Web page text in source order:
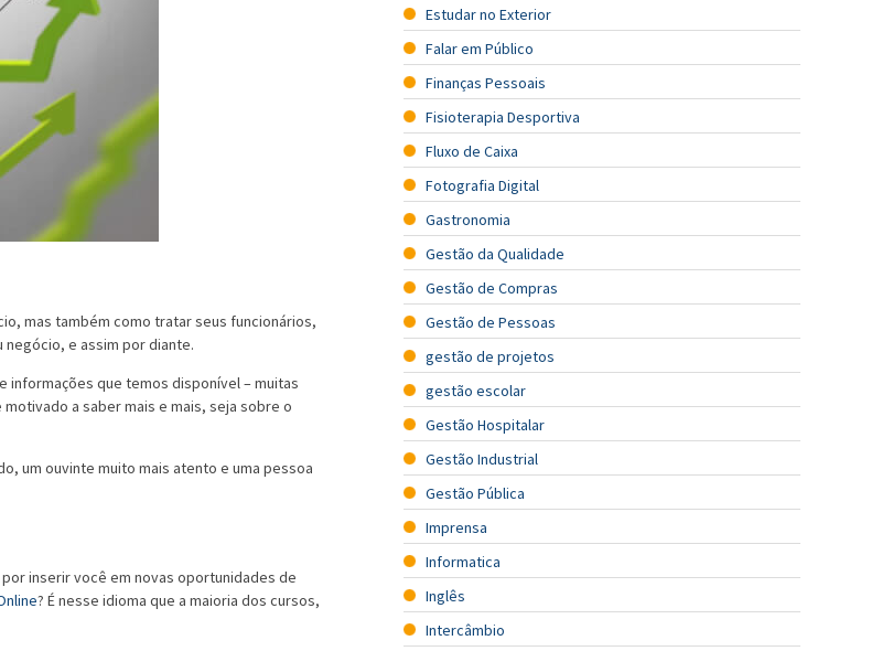
mas também como tratar seus funcionários,
e assim por diante.
informações que temos disponível – muitas
a saber mais e mais, seja sobre o
um ouvinte muito mais atento e uma pessoa
inserir você em novas oportunidades de
? É nesse idioma que a maioria dos cursos,
Estudar no Exterior
Falar em Público
Finanças Pessoais
Fisioterapia Desportiva
Fluxo de Caixa
Fotografia Digital
Gastronomia
Gestão da Qualidade
Gestão de Compras
Gestão de Pessoas
gestão de projetos
gestão escolar
Gestão Hospitalar
Gestão Industrial
Gestão Pública
Imprensa
Informatica
Inglês
Intercâmbio